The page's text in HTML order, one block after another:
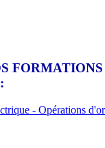
- Opérations